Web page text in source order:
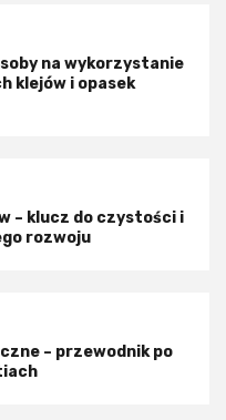
na wykorzystanie
klejów i opasek
– klucz do czystości i
rozwoju
– przewodnik po